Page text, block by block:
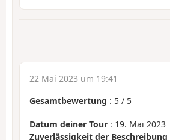
22 Mai 2023 um 19:41
Gesamtbewertung : 5 / 5
Datum deiner Tour : 19. Mai 2023
Zuverlässigkeit der Beschreibung